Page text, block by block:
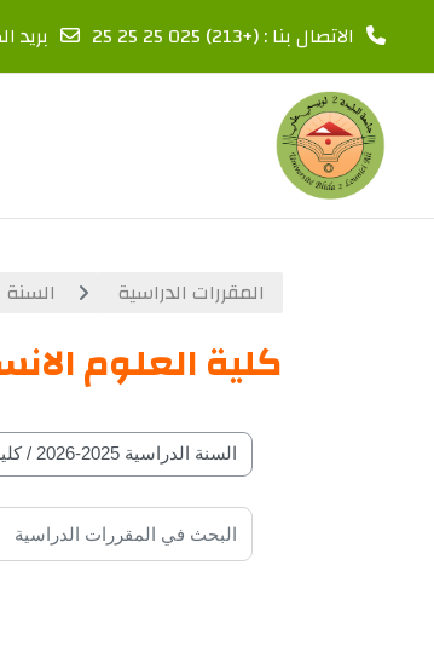
تخطى إلى المحتوى الرئيسي
الاتصال بنا : (+213) 025 25 25 25 بريد
المقررات الدراسية السنة
كلية العلوم
تصنيفات المقرارات حسب
البحث في المقررات الدراسية